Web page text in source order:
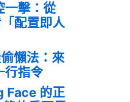
一擊：從
配置即人
懶法：來
行指令
Face 的正